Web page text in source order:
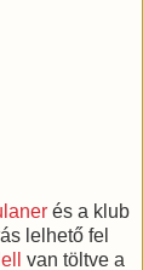
és a klub
lelhető fel
van töltve a